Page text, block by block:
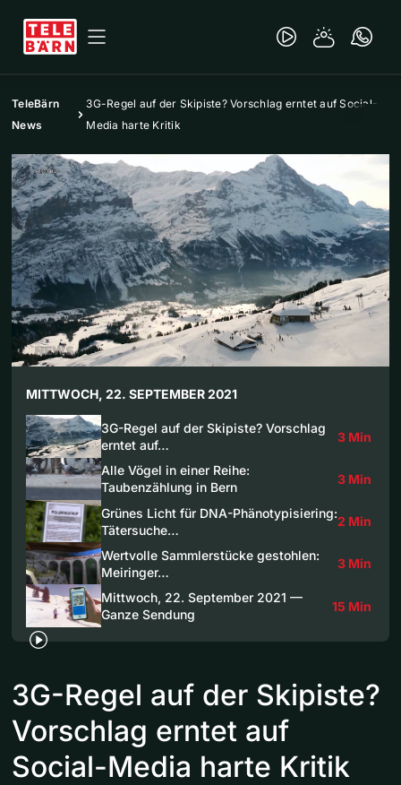
TeleBärn
News
3G-Regel auf der Skipiste? Vorschlag erntet auf Social-
Media harte Kritik
MITTWOCH, 22. SEPTEMBER 2021
3G-Regel auf der Skipiste? Vorschlag
erntet auf…
3 Min
Alle Vögel in einer Reihe:
Taubenzählung in Bern
3 Min
Grünes Licht für DNA-Phänotypisiering:
Tätersuche…
2 Min
Wertvolle Sammlerstücke gestohlen:
Meiringer…
3 Min
Mittwoch, 22. September 2021 —
Ganze Sendung
15 Min
3G-Regel auf der Skipiste?
Vorschlag erntet auf
Social-Media harte Kritik